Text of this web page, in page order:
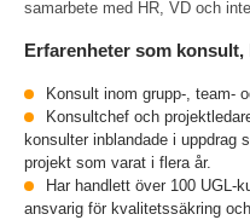
samarbete med HR, VD och
Erfarenheter som konsult,
Konsult inom grupp-, team-
Konsultchef och
konsulter inblandade i uppdrag
projekt som varat i flera år.
Har handlett över 100 UGL-
ansvarig för kvalitetssäkring